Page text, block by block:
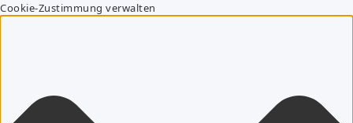
Cookie-Zustimmung verwalten